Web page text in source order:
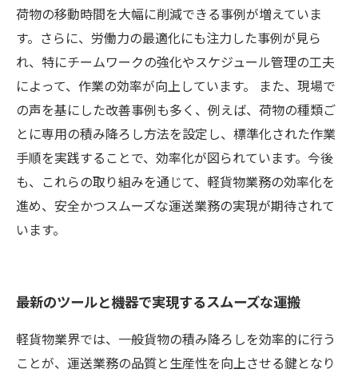
荷物の移動時間を大幅に削減できる事例が増えていま
す。さらに、労働力の最適化にも注力した事例が見ら
れ、特にチームワークの強化やスケジュール管理の工夫
によって、作業の効率が向上しています。 また、現場で
の声を基にした改善事例も多く、例えば、荷物の種類ご
とに専用の積み降ろし方法を設定し、標準化された作業
手順を実践することで、効率化が図られています。今後
も、これらの取り組みを通じて、軽貨物業務の効率化を
進め、安全かつスムーズな運送業務の実現が期待されて
います。
最新のツールと機器で実現するスムーズな運搬
軽貨物業界では、一般貨物の積み降ろしを効率的に行う
ことが、運送業務の品質と生産性を向上させる鍵となり